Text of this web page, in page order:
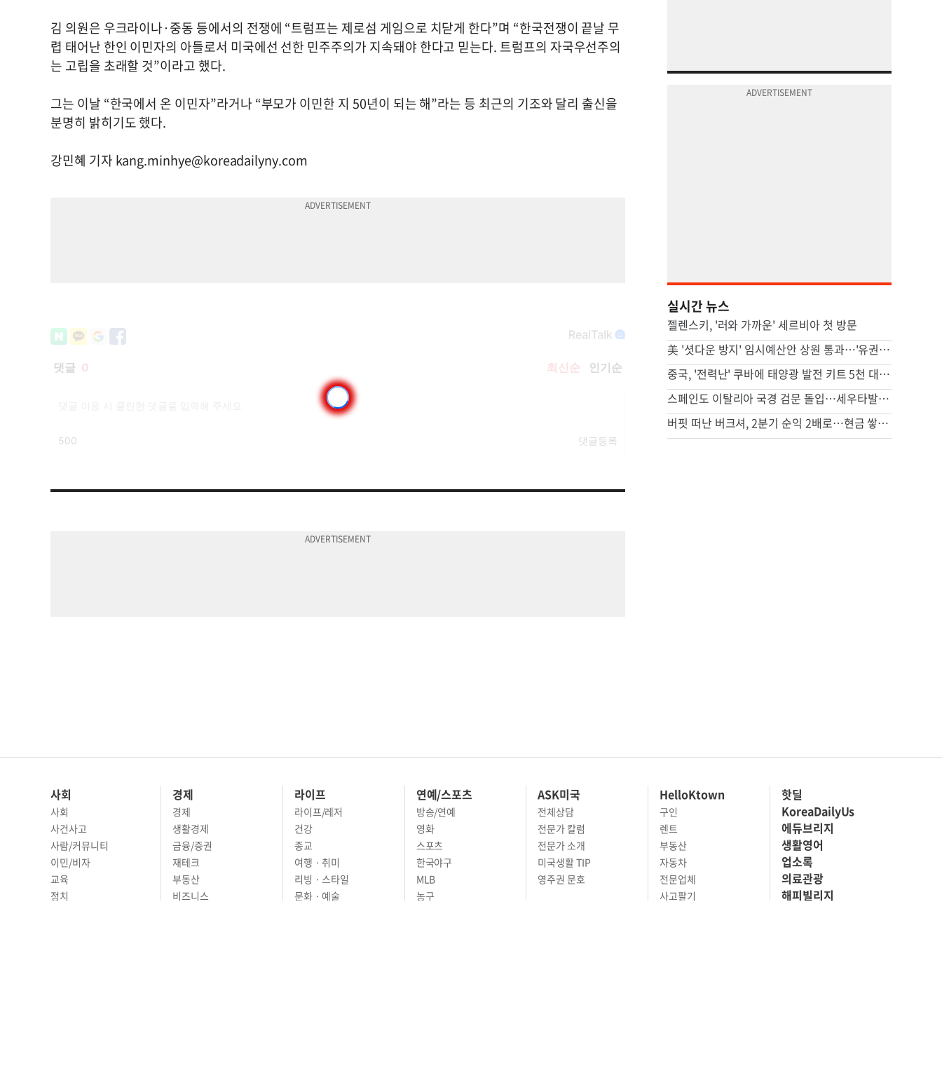
김 의원은 우크라이나·중동 등에서의 전쟁에 “트럼프는 제로섬 게임으로 치닫게 한다”며 “한국전쟁이 끝날 무
렵 태어난 한인 이민자의 아들로서 미국에선 선한 민주주의가 지속돼야 한다고 믿는다. 트럼프의 자국우선주의
는 고립을 초래할 것”이라고 했다.
그는 이날 “한국에서 온 이민자”라거나 “부모가 이민한 지 50년이 되는 해”라는 등 최근의 기조와 달리 출신을
분명히 밝히기도 했다.
강민혜 기자 kang.minhye@koreadailyny.com
실시간 뉴스
젤렌스키, '러와 가까운' 세르비아 첫 방문
美 '셧다운 방지' 임시예산안 상원 통과…'유권자 ID법'은 좌절
중국, '전력난' 쿠바에 태양광 발전 키트 5천 대 기증
스페인도 이탈리아 국경 검문 돌입…세우타발 갈등 고조
버핏 떠난 버크셔, 2분기 순익 2배로…현금 쌓기서 투자로 전환
사회
사회
사건사고
사람/커뮤니티
이민/비자
경제
경제
생활경제
금융/증권
재테크
라이프
라이프/레저
건강
종교
여행 · 취미
연예/스포츠
방송/연예
영화
스포츠
한국야구
ASK미국
전체상담
전문가 칼럼
전문가 소개
HelloKtown
구인
렌트
부동산
자동차
핫딜
KoreaDailyUs
에듀브리지
생활영어
업소록